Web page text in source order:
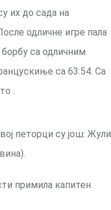
их до сада на
одличне игре пала
са одличним
са 63:54. Са
.
петорци су још: Жули
примила капитен